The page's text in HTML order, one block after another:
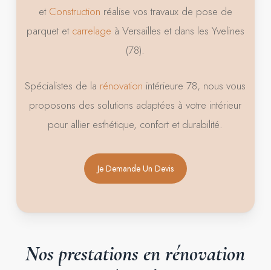
et Construction réalise vos travaux de pose de
parquet et carrelage à Versailles et dans les Yvelines
(78).
Spécialistes de la rénovation intérieure 78, nous vous
proposons des solutions adaptées à votre intérieur
pour allier esthétique, confort et durabilité.
Je Demande Un Devis
Nos prestations en rénovation